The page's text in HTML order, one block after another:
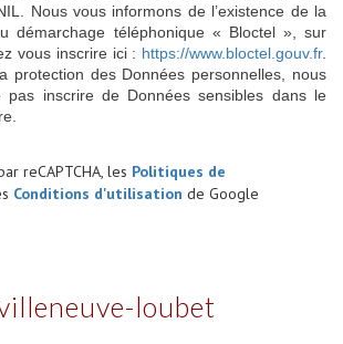
Nous vous informons de l’existence de la
démarchage téléphonique « Bloctel », sur
vous inscrire ici : https://www.bloctel.gouv.fr.
protection des Données personnelles, nous
inscrire de Données sensibles dans le
reCAPTCHA, les Politiques de
Conditions d'utilisation de Google